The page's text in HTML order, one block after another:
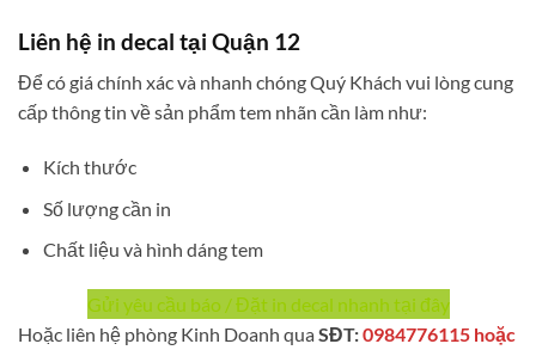
Liên hệ in decal tại Quận 12
Để có giá chính xác và nhanh chóng Quý Khách vui lòng cung
cấp thông tin về sản phẩm tem nhãn cần làm như:
Kích thước
Số lượng cần in
Chất liệu và hình dáng tem
Gửi yêu cầu báo / Đặt in decal nhanh tại đây
Hoặc liên hệ phòng Kinh Doanh quaSĐT:0984776115 hoặc